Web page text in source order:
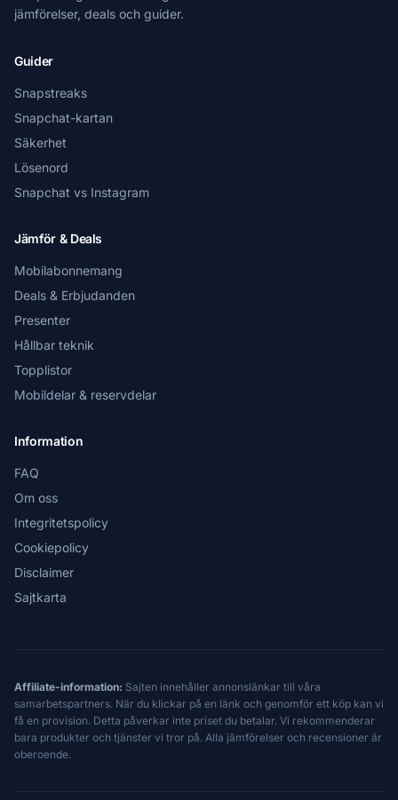
jämförelser, deals och guider.
Guider
Snapstreaks
Snapchat-kartan
Säkerhet
Lösenord
Snapchat vs Instagram
Jämför & Deals
Mobilabonnemang
Deals & Erbjudanden
Presenter
Hållbar teknik
Topplistor
Mobildelar & reservdelar
Information
FAQ
Om oss
Integritetspolicy
Cookiepolicy
Disclaimer
Sajtkarta
Affiliate-information: Sajten innehåller annonslänkar till våra
samarbetspartners. När du klickar på en länk och genomför ett köp kan vi
få en provision. Detta påverkar inte priset du betalar. Vi rekommenderar
bara produkter och tjänster vi tror på. Alla jämförelser och recensioner är
oberoende.